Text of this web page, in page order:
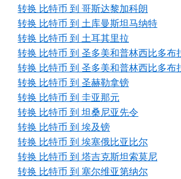
转换 比特币 到 哥斯达黎加科朗
转换 比特币 到 土库曼斯坦马纳特
转换 比特币 到 土耳其里拉
转换 比特币 到 圣多美和普林西比多布
转换 比特币 到 圣多美和普林西比多布
转换 比特币 到 圣赫勒拿镑
转换 比特币 到 圭亚那元
转换 比特币 到 坦桑尼亚先令
转换 比特币 到 埃及镑
转换 比特币 到 埃塞俄比亚比尔
转换 比特币 到 塔吉克斯坦索莫尼
转换 比特币 到 塞尔维亚第纳尔